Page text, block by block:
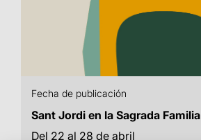
Fecha de publicación
Sant Jordi en la Sagrada Familia
Del 22 al 28 de abril